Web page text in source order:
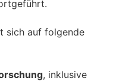
sich auf folgende
, inklusive